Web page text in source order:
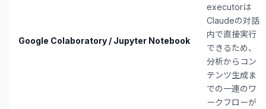
Google Colaboratory / Jupyter Notebook
executorは
Claudeの対話
内で直接実行
できるため、
分析からコン
テンツ生成ま
での一連のワ
ークフローが